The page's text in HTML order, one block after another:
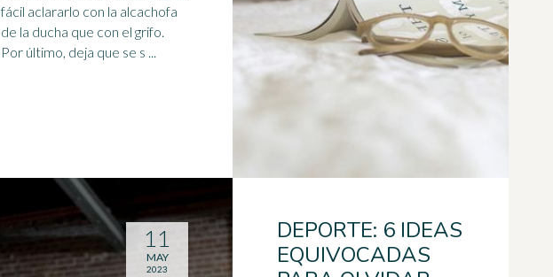
fácil aclararlo con la alcachofa
de la ducha que con el grifo.
Por último, deja que se s ...
DEPORTE: 6 IDEAS
EQUIVOCADAS
11
MAY
2023